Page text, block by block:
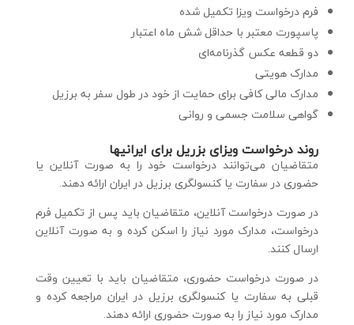
فرم درخواست ویزا تکمیل شده
پاسپورت معتبر با حداقل شش ماه اعتبار
دو قطعه عکس گذرنامه‌ای
مدارک هویتی
مدارک مالی کافی برای حمایت از خود در طول سفر به برزیل
گواهی سلامت جسمی و روانی
روند درخواست ویزای بزریل برای ایرانیها
متقاضیان می‌توانند درخواست خود را به صورت آنلاین یا
حضوری در سفارت یا کنسولگری برزیل در ایران ارائه دهند.
در صورت درخواست آنلاین، متقاضیان باید پس از تکمیل فرم
درخواست، مدارک مورد نیاز را اسکن کرده و به صورت آنلاین
ارسال کنند.
در صورت درخواست حضوری، متقاضیان باید با تعیین وقت
قبلی به سفارت یا کنسولگری برزیل در ایران مراجعه کرده و
مدارک مورد نیاز را به صورت حضوری ارائه دهند.